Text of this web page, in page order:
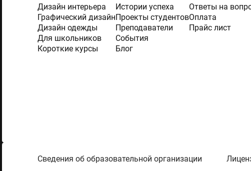
Дизайн интерьера
Графический дизайн
Дизайн одежды
Для школьников
Короткие курсы
Истории успеха
Проекты студентов
Преподаватели
События
Блог
Ответы на
Оплата
Прайс лист
Сведения об образовательной организации